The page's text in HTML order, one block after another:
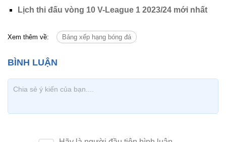
Lịch thi đấu vòng 10 V-League 1 2023/24 mới nhất
Xem thêm về: Bảng xếp hạng bóng đá